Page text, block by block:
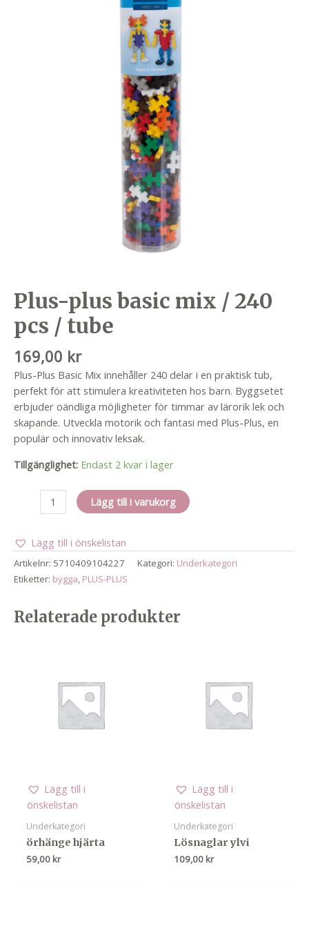
Plus-plus basic mix / 240
pcs / tube
169,00 kr
Plus-Plus Basic Mix innehåller 240 delar i en praktisk tub,
perfekt för att stimulera kreativiteten hos barn. Byggsetet
erbjuder oändliga möjligheter för timmar av lärorik lek och
skapande. Utveckla motorik och fantasi med Plus-Plus, en
populär och innovativ leksak.
Tillgänglighet: Endast 2 kvar i lager
mix
/
240
/
tube
Lägg till i varukorg
Lägg till i önskelistan
Artikelnr: 5710409104227 Kategori: Underkategori
Etiketter: bygga, PLUS-PLUS
Relaterade produkter
Lägg till i
önskelistan
Underkategori
örhänge hjärta
59,00 kr
Lägg till i
önskelistan
Underkategori
Lösnaglar ylvi
109,00 kr